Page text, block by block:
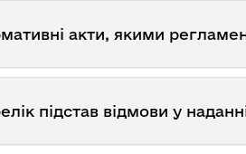
акти, якими
підстав відмови у